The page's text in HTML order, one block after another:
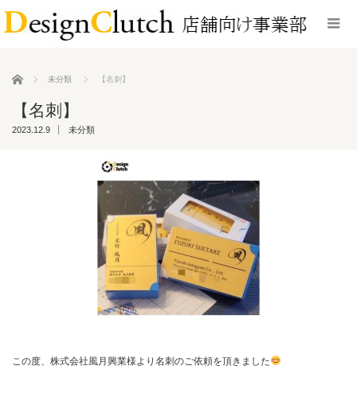
ホーム 未分類 【名刺】
【名刺】
2023.12.9 未分類
この度、株式会社風月興業様より名刺のご依頼を頂きました